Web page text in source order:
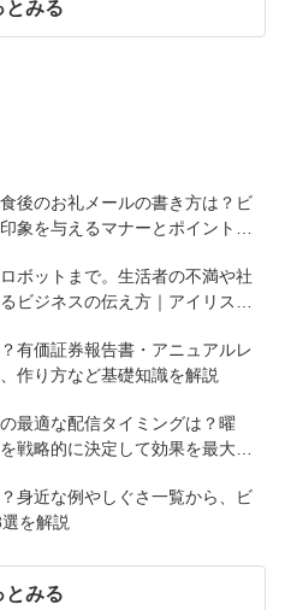
とみる
後のお礼メールの書き方は？ビ
象を与えるマナーとポイントを
ボットまで。生活者の不満や社
ビジネスの伝え方｜アイリスオ
有価証券報告書・アニュアルレ
作り方など基礎知識を解説
最適な配信タイミングは？曜
戦略的に決定して効果を最大化
身近な例やしぐさ一覧から、ビ
を解説
とみる